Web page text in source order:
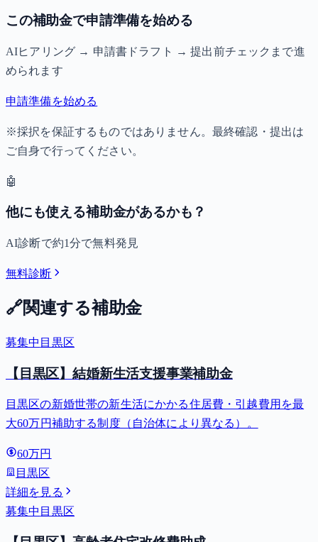
この補助金で申請準備を始める
AIヒアリング → 申請書ドラフト → 提出前チェックまで進
められます
申請準備を始める
※採択を保証するものではありません。最終確認・提出は
ご自身で行ってください。
🤖
他にも使える補助金があるかも？
AI診断で約1分で無料発見
無料診断
🔗関連する補助金
募集中 目黒区
【目黒区】結婚新生活支援事業補助金
目黒区の新婚世帯の新生活にかかる住居費・引越費用を最
大60万円補助する制度（自治体により異なる）。
60万円
目黒区
詳細を見る
募集中 目黒区